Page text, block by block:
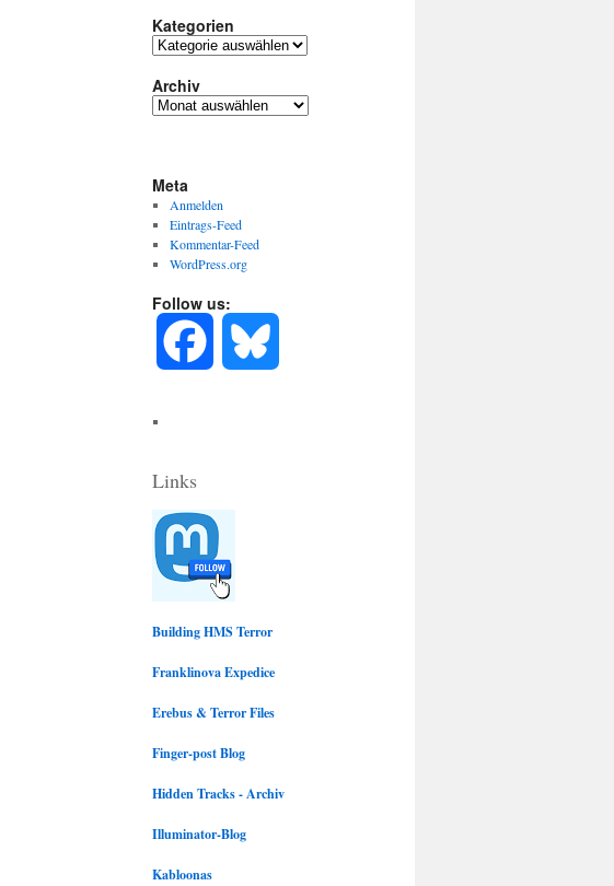
Kategorien
Kategorien
Archiv
Archiv
Meta
Anmelden
Eintrags-Feed
Kommentar-Feed
WordPress.org
Follow us:
b
o
o
Links
Building HMS Terror
Franklinova Expedice
Erebus & Terror Files
Finger-post Blog
Hidden Tracks - Archiv
Illuminator-Blog
Kabloonas